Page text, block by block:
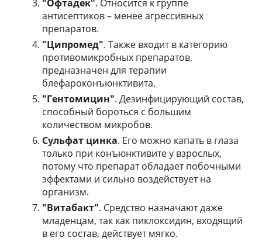
"Офтадек". Относится к группе
антисептиков – менее агрессивных
препаратов.
"Ципромед". Также входит в категорию
противомикробных препаратов,
предназначен для терапии
блефароконъюнктивита.
"Гентомицин". Дезинфицирующий состав,
способный бороться с большим
количеством микробов.
Сульфат цинка. Его можно капать в глаза
только при конъюнктивите у взрослых,
потому что препарат обладает побочными
эффектами и сильно воздействует на
организм.
"Витабакт". Средство назначают даже
младенцам, так как пиклоксидин, входящий
в его состав, действует мягко.